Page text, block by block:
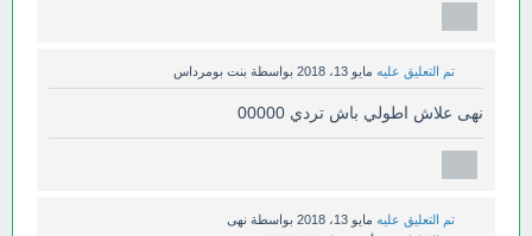
تم التعليق عليه مايو 13، 2018 بواسطة بنت بومرداس
نهى علاش اطولي باش تردي 00000
تم التعليق عليه مايو 13، 2018 بواسطة نهى